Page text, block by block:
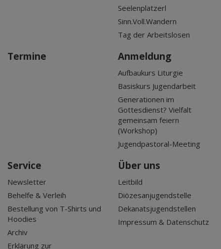
Seelenplatzerl
Sinn.Voll.Wandern
Tag der Arbeitslosen
Termine Anmeldung
Aufbaukurs Liturgie
Basiskurs Jugendarbeit
Generationen im
Gottesdienst? Vielfalt
gemeinsam feiern
(Workshop)
Jugendpastoral-Meeting
Service
Newsletter
Behelfe & Verleih
Bestellung von T-Shirts und
Hoodies
Archiv
Erklärung zur
Über uns
Leitbild
Diözesanjugendstelle
Dekanatsjugendstellen
Impressum & Datenschutz